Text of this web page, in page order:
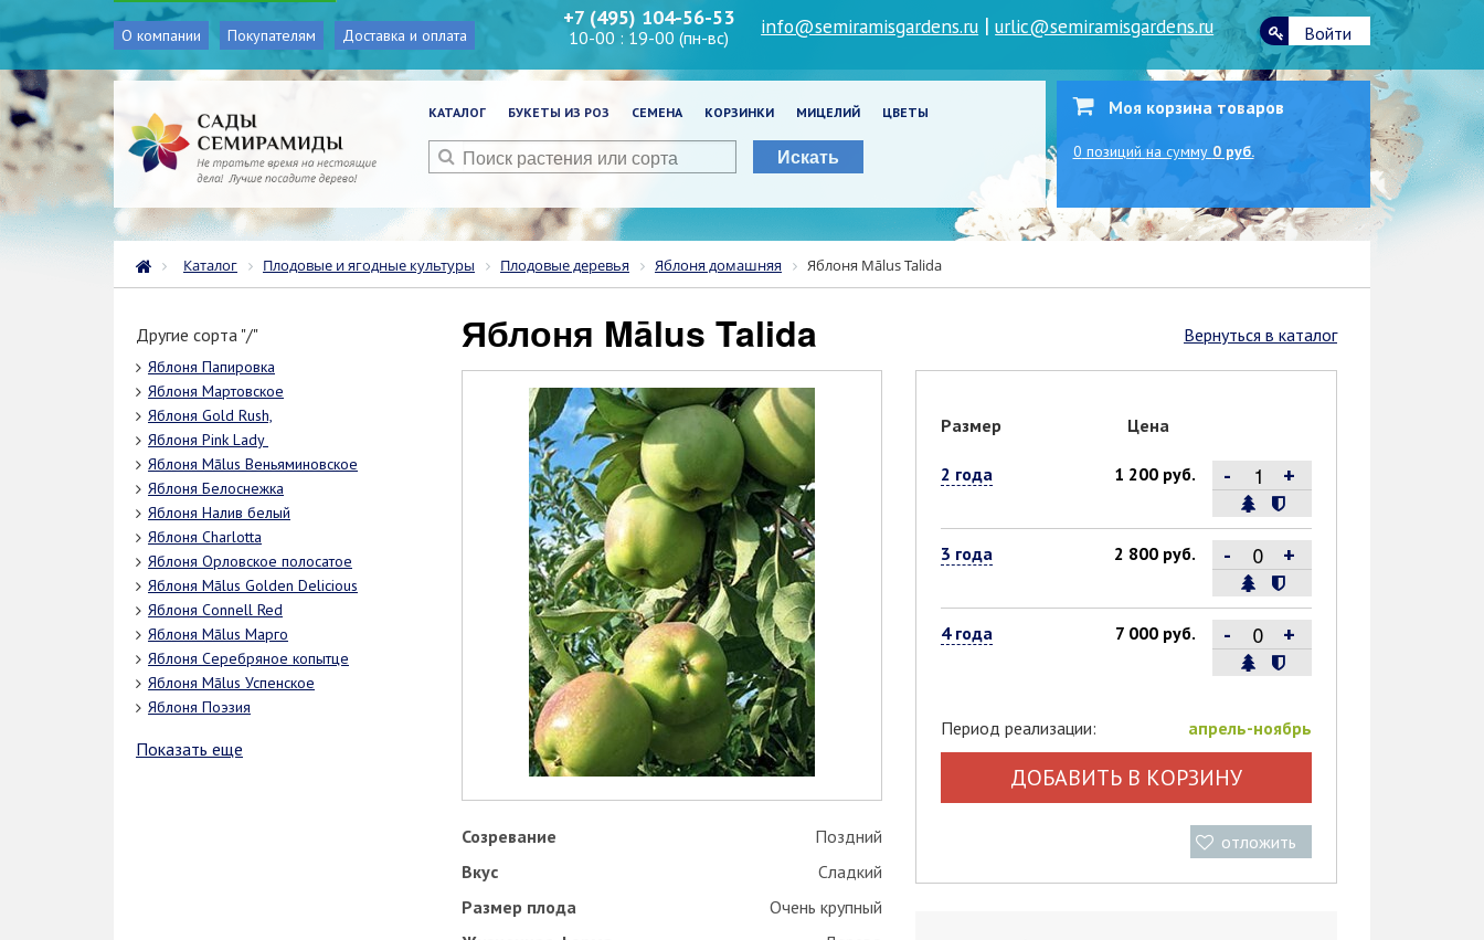
О компании Покупателям Доставка и оплата
+7 (495) 104-56-53
10-00 : 19-00 (пн-вс) info@semiramisgardens.ru |urlic@semiramisgardens.ru Войти
КАТАЛОГ БУКЕТЫ ИЗ РОЗ СЕМЕНА КОРЗИНКИ МИЦЕЛИЙ ЦВЕТЫ
Искать
Моя корзина товаров
0 позиций на сумму 0 руб.
Каталог Плодовые и ягодные культуры Плодовые деревья Яблоня домашняя Яблоня Mālus Talida
Другие сорта "/"
Яблоня Папировка
Яблоня Мартовское
Яблоня Gold Rush,
Яблоня Pink Lady
Яблоня Mālus Веньяминовское
Яблоня Белоснежка
Яблоня Налив белый
Яблоня Charlotta
Яблоня Орловское полосатое
Яблоня Mālus Golden Delicious
Яблоня Connell Red
Яблоня Mālus Марго
Яблоня Серебряное копытце
Яблоня Mālus Успенское
Яблоня Поэзия
Показать еще
Вернуться в каталог
Яблоня Mālus Talida
Созревание
Поздний
Вкус
Сладкий
Размер плода
Очень крупный
Размер Цена
2 года 1 200 руб. - +
3 года 2 800 руб. - +
4 года 7 000 руб. - +
Период реализации: апрель-ноябрь
ДОБАВИТЬ В КОРЗИНУ
отложить